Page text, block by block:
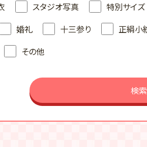
スタジオ写真 特別サイズ
婚礼 十三参り 正絹小
その他
検索